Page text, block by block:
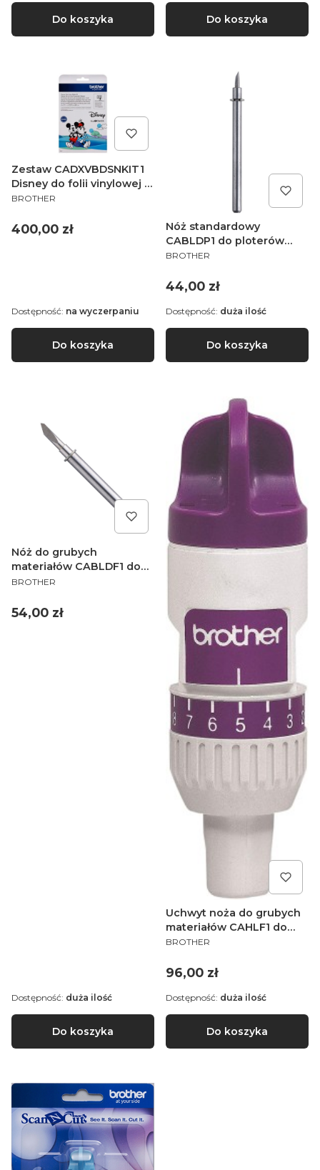
Do koszyka Do koszyka
Zestaw CADXVBDSNKIT1
Disney do folii vinylowej i
termotransferowej do
ScanNCut SDX
PRODUCENT
BROTHER
Cena
400,00 zł
Do koszyka
Dostępność: na wyczerpaniu
Nóż standardowy
CABLDP1 do ploterów
Brother ScanNCut CM
PRODUCENT
BROTHER
Cena
44,00 zł
Do koszyka
Dostępność: duża ilość
Nóż do grubych
materiałów CABLDF1 do
ploterów Brother
PRODUCENT
BROTHER
Cena
54,00 zł
Do koszyka
Dostępność: duża ilość
Uchwyt noża do grubych
materiałów CAHLF1 do
ploterów Brother
PRODUCENT
BROTHER
Cena
96,00 zł
Do koszyka
Dostępność: duża ilość